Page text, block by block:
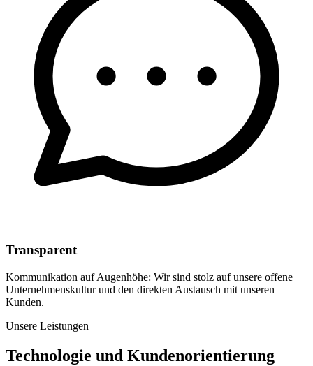
Transparent
Kommunikation auf Augenhöhe: Wir sind stolz auf unsere offene
Unternehmenskultur und den direkten Austausch mit unseren
Kunden.
Unsere Leistungen
Technologie und Kundenorientierung